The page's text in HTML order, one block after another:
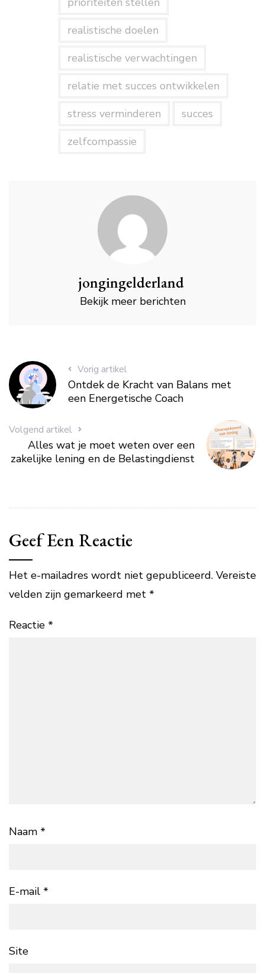
realistische doelen
realistische verwachtingen
relatie met succes ontwikkelen
stress verminderen
succes
zelfcompassie
jongingelderland
Bekijk meer berichten
Vorig artikel
Ontdek de Kracht van Balans met
een Energetische Coach
Volgend artikel
Alles wat je moet weten over een
zakelijke lening en de Belastingdienst
Geef Een Reactie
Het e-mailadres wordt niet gepubliceerd. Vereiste
velden zijn gemarkeerd met *
Reactie *
Naam *
E-mail *
Site